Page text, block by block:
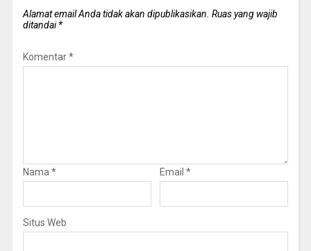
Alamat email Anda tidak akan dipublikasikan. Ruas yang wajib
ditandai*
Komentar*
Nama * Email *
Situs Web